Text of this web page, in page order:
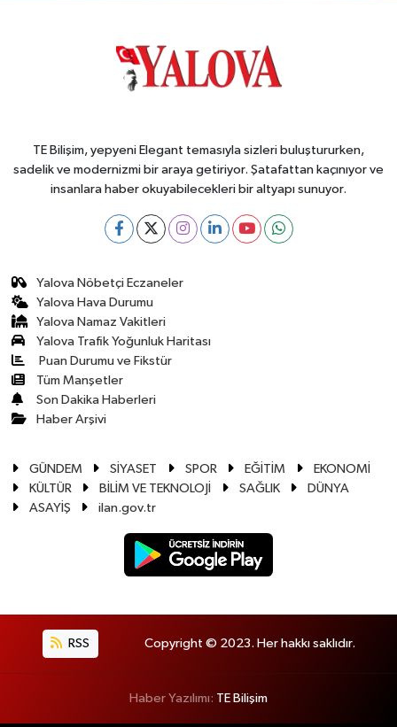
TE Bilişim, yepyeni Elegant temasıyla sizleri buluştururken,
sadelik ve modernizmi bir araya getiriyor. Şatafattan kaçınıyor ve
insanlara haber okuyabilecekleri bir altyapı sunuyor.
Yalova Nöbetçi Eczaneler
Yalova Hava Durumu
Yalova Namaz Vakitleri
Yalova Trafik Yoğunluk Haritası
Puan Durumu ve Fikstür
Tüm Manşetler
Son Dakika Haberleri
Haber Arşivi
GÜNDEM SİYASET SPOR EĞİTİM
EKONOMİ
KÜLTÜR
BİLİM VE TEKNOLOJİ SAĞLIK
DÜNYA
ASAYİŞ
ilan.gov.tr
RSS Copyright © 2023. Her hakkı saklıdır.
Haber Yazılımı: TE Bilişim